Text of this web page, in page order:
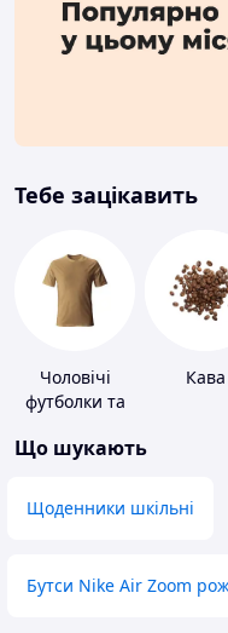
Тебе зацікавить
Чоловічі
футболки та
Кава
Що шукають
Щоденники шкільні
Бутси Nike Air Zoom